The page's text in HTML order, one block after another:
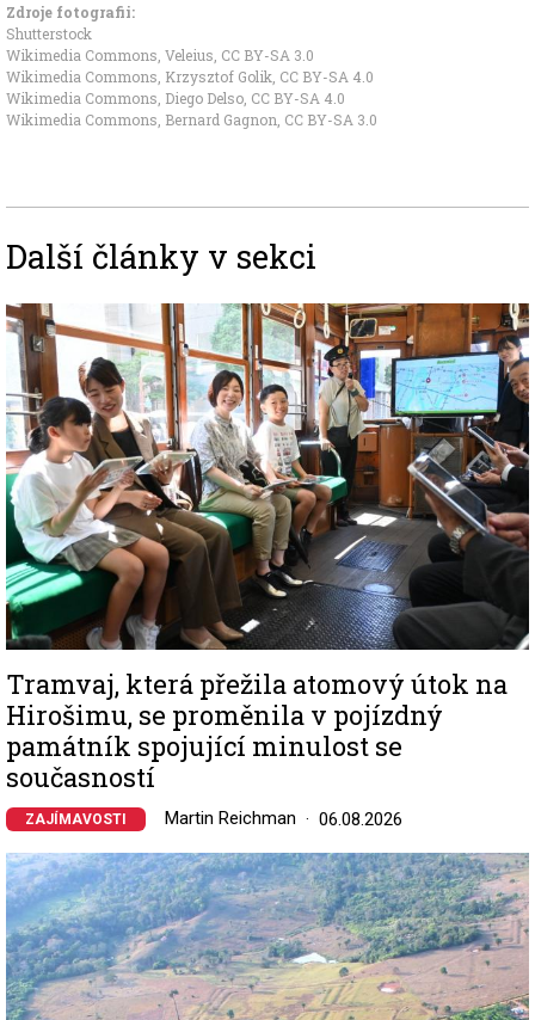
Zdroje fotografii:
Shutterstock
Wikimedia Commons, Veleius CC BY-SA 3.0
Wikimedia Commons, Krzysztof Golik CC BY-SA 4.0
Wikimedia Commons, Diego Delso CC BY-SA 4.0
Wikimedia Commons, Bernard Gagnon CC BY-SA 3.0
Další články v sekci
Image
Tramvaj, která přežila atomový útok na
Hirošimu, se proměnila v pojízdný
památník spojující minulost se
současností
ZAJÍMAVOSTI Martin Reichman 06.08.2026
Image